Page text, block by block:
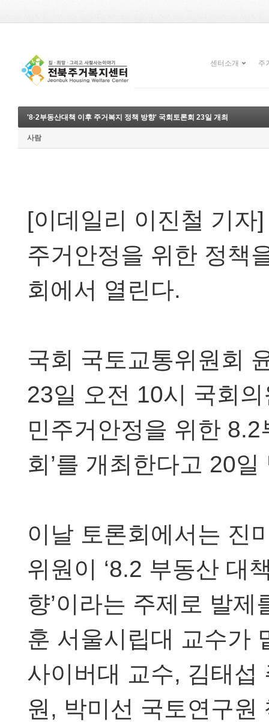
센터소개 주
'8·2부동산대책 이후 주거복지 정책 방향' 국회토론회 23일 개최
사람
[이데일리 이진철 기자
주거안정을 위한 정책
회에서 열린다.
국회 국토교통위원회
23일 오전 10시 국회
민주거안정을 위한
회’를 개최한다고 20일
이날 토론회에서는 진
위원이 ‘8.2 부동산 대
향’이라는 주제로 발
훈 서울시립대 교수가
사이버대 교수, 김태섭
원, 박미선 국토연구원